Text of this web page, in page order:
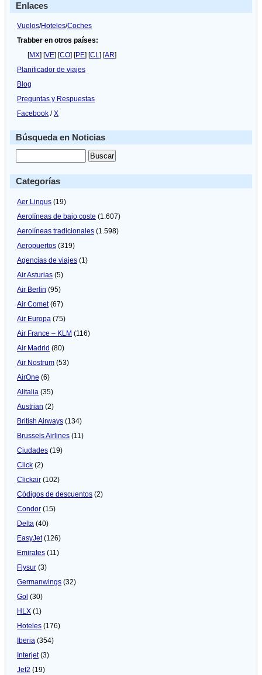
Enlaces
Vuelos/Hoteles/Coches
Trabber en otros países:
[MX] [VE] [CO] [PE] [CL] [AR]
Planificador de viajes
Blog
Preguntas y Respuestas
Facebook /X
Búsqueda en Noticias
Categorías
Aer Lingus (19)
Aerolíneas de bajo coste (1.607)
Aerolíneas tradicionales (1.598)
Aeropuertos (319)
Agencias de viajes (1)
Air Asturias (5)
Air Berlin (95)
Air Comet(67)
Air Europa (75)
Air France – KLM (116)
Air Madrid (80)
Air Nostrum (53)
AirOne (6)
Alitalia (35)
Austrian (2)
British Airways (134)
Brussels Airlines (11)
Ciudades (19)
Click (2)
Clickair (102)
Códigos de descuentos (2)
Condor (15)
Delta (40)
EasyJet(126)
Emirates (11)
Flysur (3)
Germanwings (32)
Gol (30)
HLX (1)
Hoteles (176)
Iberia (354)
Interjet(3)
Jet2 (19)